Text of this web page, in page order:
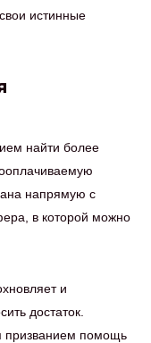
истинные
найти более
напрямую с
в которой можно
и
достаток.
призванием помощь